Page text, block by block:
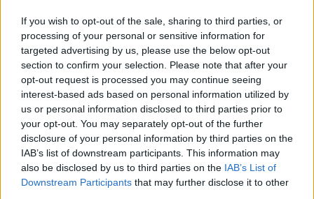
If you wish to opt-out of the sale, sharing to third parties, or
processing of your personal or sensitive information for
targeted advertising by us, please use the below opt-out
section to confirm your selection. Please note that after your
opt-out request is processed you may continue seeing
interest-based ads based on personal information utilized by
us or personal information disclosed to third parties prior to
your opt-out. You may separately opt-out of the further
disclosure of your personal information by third parties on the
IAB’s list of downstream participants. This information may
also be disclosed by us to third parties on the IAB’s List of
Downstream Participants that may further disclose it to other
Για τον τρόπο μοριοδότησης, κυρίως των
μεταπτυχιακών και της ξένης γλώσσας, αναφέρει ότι
αυτός διαφοροποιείται ανάλογα με το εάν τα νοσοκομεία
έχουν περισσότερες ή λιγότερες από 400 κλίνες, ενώ
θυμίζει οτι η μη μοριοδότηση του διδακτορικού είναι
νομοθετική επιλογή και όχι επιλογή των επιτροπών
αξιολόγησης.
Ο κ. Παπαϊωάννου παραδέχεται ότι οι διαδικασίες
επιλογής είναι χρονοβόρες, σημειώνοντας ότι «αυτό
ήταν γνωστό εξαρχής», καθώς αναφέρει ότι ο ίδιος είχε